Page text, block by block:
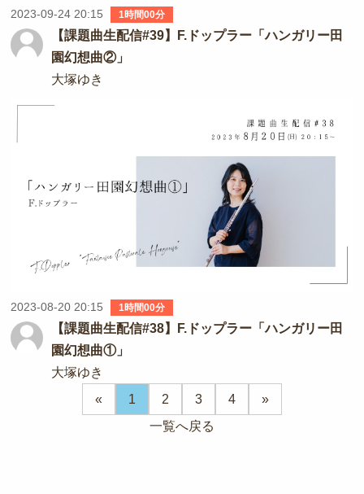
2023-09-24 20:15 1時間00分
【課題曲生配信#39】F.ドップラー「ハンガリー田
園幻想曲②」
大塚ゆき
2023-08-20 20:15 1時間00分
【課題曲生配信#38】F.ドップラー「ハンガリー田
園幻想曲①」
大塚ゆき
«
1 2 3 4
»
一覧へ戻る